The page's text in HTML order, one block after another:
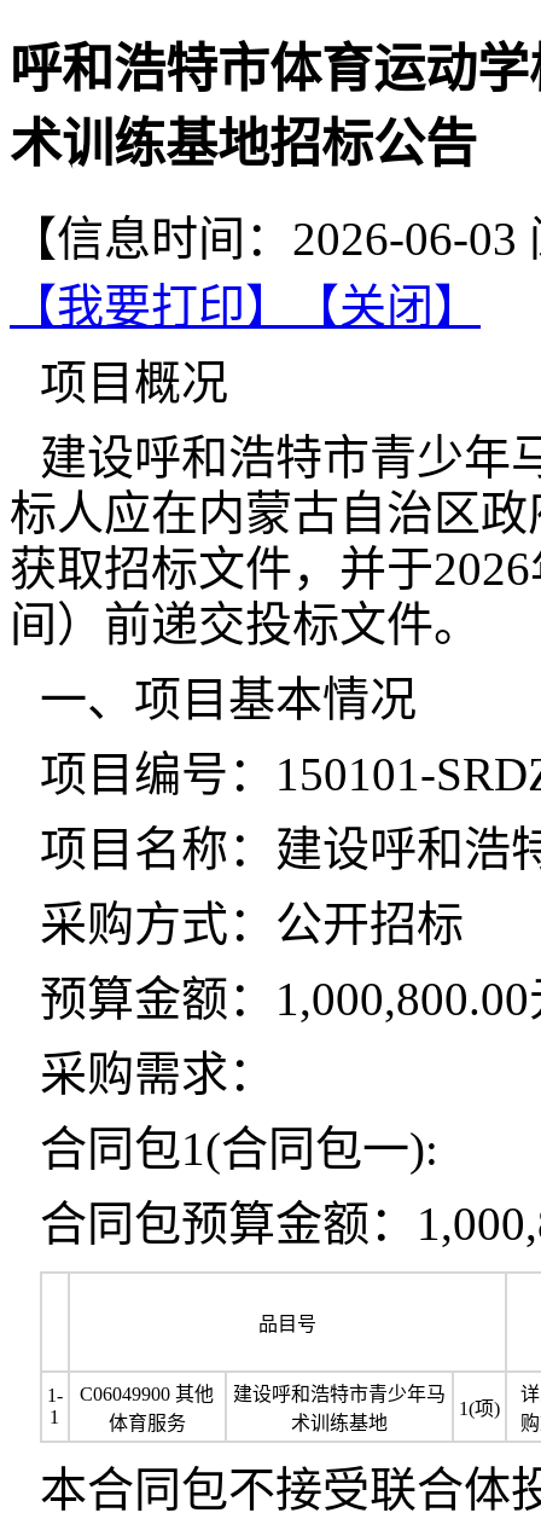
呼和浩特市体育运动
术训练基地招标公告
【信息时间：2026-06-
【我要打印】
【关闭】
项目概况
建设呼和浩特市青少年
标人应在内蒙古自治区
获取招标文件，并于
间）前递交投标文件。
一、项目基本情况
项目编号：150101-
项目名称：建设呼和浩
采购方式：公开招标
预算金额：
采购需求：
合同包1(合同包一):
合同包预算金额：
品目号
1-
1
C06049900 其他
体育服务
建设呼和浩特市青少年马
术训练基地
1(项)
本合同包不接受联合体